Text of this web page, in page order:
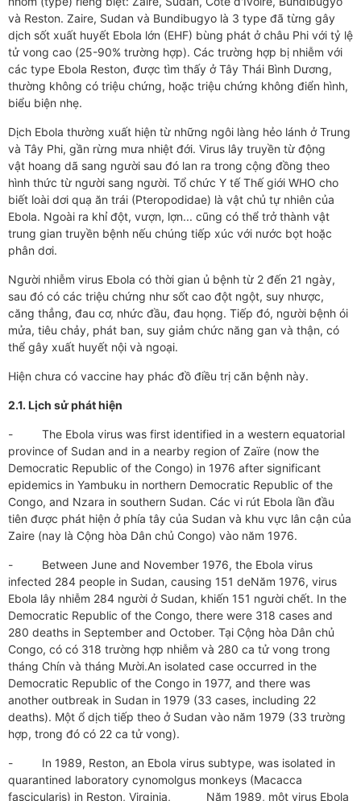
và Reston. Zaire, Sudan và Bundibugyo là 3 type đã từng gây
dịch sốt xuất huyết Ebola lớn (EHF) bùng phát ở châu Phi với tỷ lệ
tử vong cao (25-90% trường hợp). Các trường hợp bị nhiễm với
các type Ebola Reston, được tìm thấy ở Tây Thái Bình Dương,
thường không có triệu chứng, hoặc triệu chứng không điển hình,
biểu biện nhẹ.
Dịch Ebola thường xuất hiện từ những ngôi làng hẻo lánh ở Trung
và Tây Phi, gần rừng mưa nhiệt đới. Virus lây truyền từ động
vật hoang dã sang người sau đó lan ra trong cộng đồng theo
hình thức từ người sang người. Tổ chức Y tế Thế giới WHO cho
biết loài dơi quạ ăn trái (Pteropodidae) là vật chủ tự nhiên của
Ebola. Ngoài ra khỉ đột, vượn, lợn... cũng có thể trở thành vật
trung gian truyền bệnh nếu chúng tiếp xúc với nước bọt hoặc
phân dơi.
Người nhiễm virus Ebola có thời gian ủ bệnh từ 2 đến 21 ngày,
sau đó có các triệu chứng như sốt cao đột ngột, suy nhược,
căng thẳng, đau cơ, nhức đầu, đau họng. Tiếp đó, người bệnh ói
mửa, tiêu chảy, phát ban, suy giảm chức năng gan và thận, có
thể gây xuất huyết nội và ngoại.
Hiện chưa có vaccine hay phác đồ điều trị căn bệnh này.
2.1. Lịch sử phát hiện
- The Ebola virus was first identified in a western equatorial
province of Sudan and in a nearby region of Zaïre (now the
Democratic Republic of the Congo) in 1976 after significant
epidemics in Yambuku in northern Democratic Republic of the
Congo, and Nzara in southern Sudan. Các vi rút Ebola lần đầu
tiên được phát hiện ở phía tây của Sudan và khu vực lân cận của
Zaire (nay là Cộng hòa Dân chủ Congo) vào năm 1976.
- Between June and November 1976, the Ebola virus
infected 284 people in Sudan, causing 151 deNăm 1976, virus
Ebola lây nhiễm 284 người ở Sudan, khiến 151 người chết. In the
Democratic Republic of the Congo, there were 318 cases and
280 deaths in September and October. Tại Cộng hòa Dân chủ
Congo, có có 318 trường hợp nhiễm và 280 ca tử vong trong
tháng Chín và tháng Mười.An isolated case occurred in the
Democratic Republic of the Congo in 1977, and there was
another outbreak in Sudan in 1979 (33 cases, including 22
deaths). Một ổ dịch tiếp theo ở Sudan vào năm 1979 (33 trường
hợp, trong đó có 22 ca tử vong).
- In 1989, Reston, an Ebola virus subtype, was isolated in
quarantined laboratory cynomolgus monkeys (Macacca
fascicularis) in Reston, Virginia, Năm 1989, một virus Ebola